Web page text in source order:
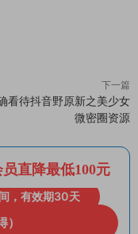
下一篇
看待抖音野原新之美少女
微密圈资源
直降最低100元
，有效期30天